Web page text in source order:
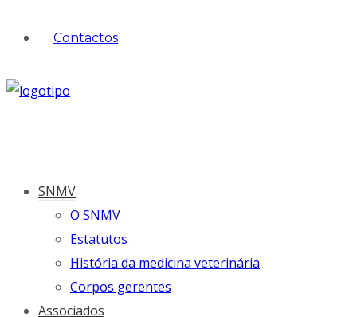
Contactos
SNMV
O SNMV
Estatutos
História da medicina veterinária
Corpos gerentes
Associados